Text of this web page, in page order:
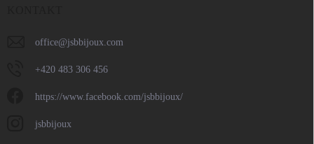
office@jsbbijoux.com
+420 483 306 456
https://www.facebook.com/jsbbijoux/
jsbbijoux